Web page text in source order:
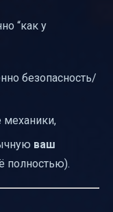
“как у
безопасность/
механики,
ваш
полностью).